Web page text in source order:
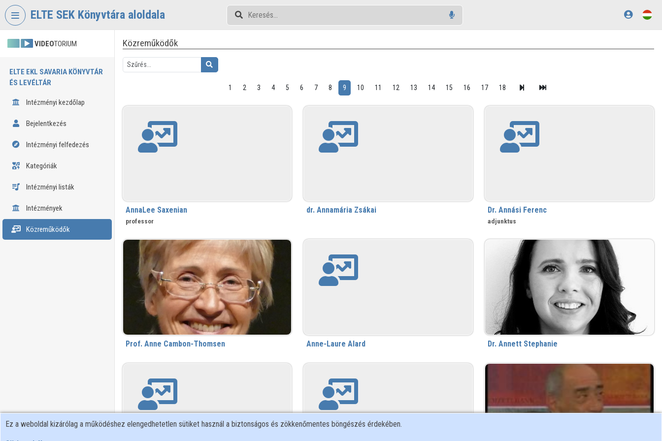
Fejléc kihagyása
ELTE SEK Könyvtára aloldala
VIDEOTORIUM
ELTE EKL SAVARIA KÖNYVTÁR
ÉS LEVÉLTÁR
Intézményi kezdőlap
Bejelentkezés
Intézményi felfedezés
Kategóriák
Intézményi listák
Intézmények
Közreműködők
Közreműködők
1 2 3 4 5 6 7 8 9 10 11 12 13 14 15 16 17 18
AnnaLee Saxenian
professor
dr. Annamária Zsákai Dr. Annási Ferenc
adjunktus
Prof. Anne Cambon-Thomsen Anne-Laure Alard Dr. Annett Stephanie
Ez a weboldal kizárólag a működéshez elengedhetetlen sütiket használ a biztonságos és zökkenőmentes böngészés érdekében.